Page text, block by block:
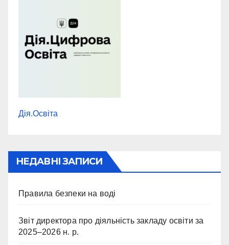
Дія.Освіта
НЕДАВНІ ЗАПИСИ
Правила безпеки на воді
Звіт директора про діяльність закладу освіти за
2025–2026 н. р.